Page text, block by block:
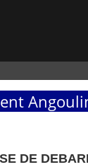
DE